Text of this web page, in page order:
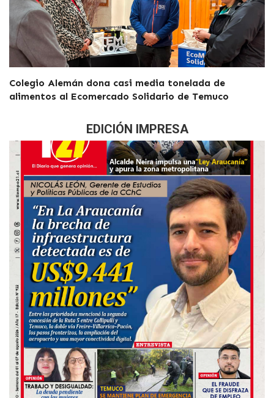
Colegio Alemán dona casi media tonelada de
alimentos al Ecomercado Solidario de Temuco
EDICIÓN IMPRESA